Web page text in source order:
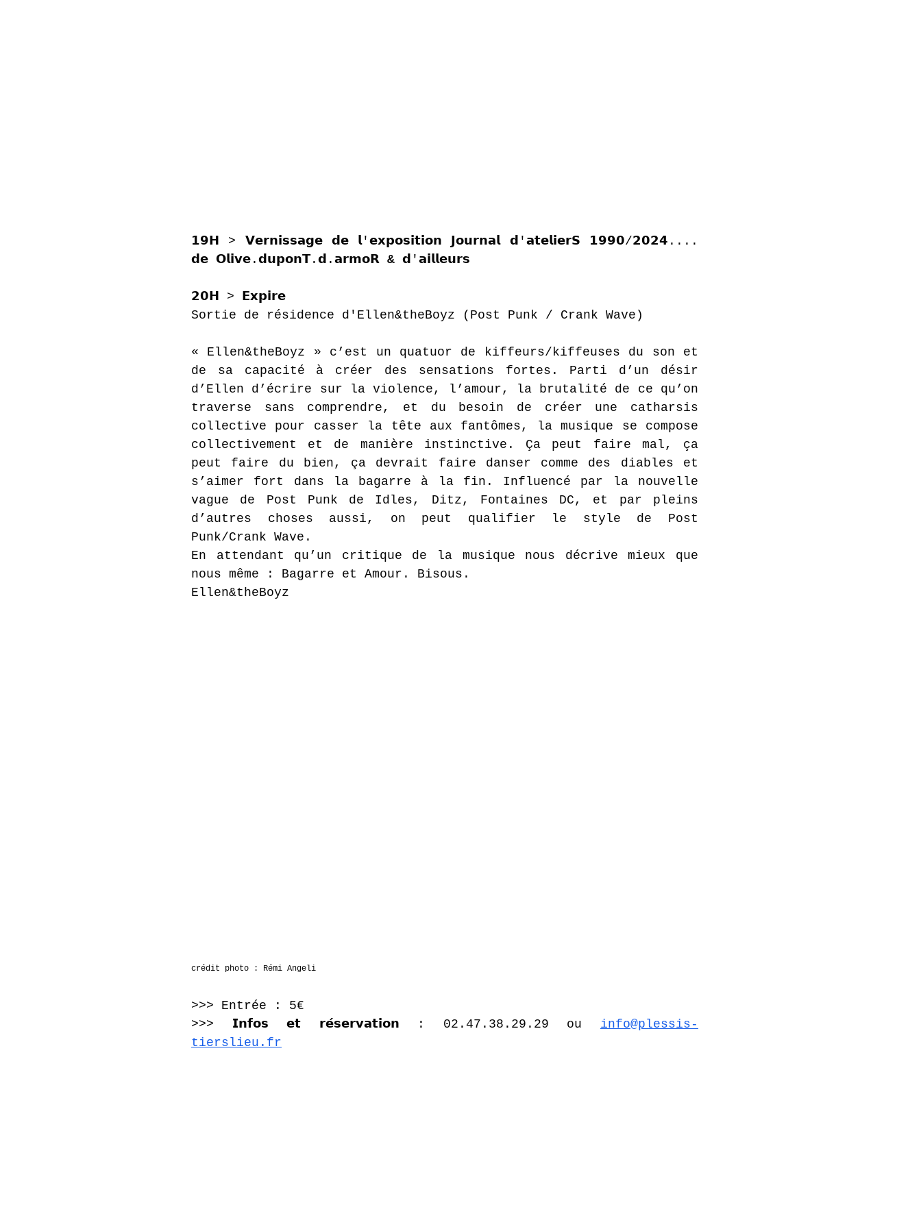
𝟭𝟵𝗛 > 𝗩𝗲𝗿𝗻𝗶𝘀𝘀𝗮𝗴𝗲 𝗱𝗲 𝗹'𝗲𝘅𝗽𝗼𝘀𝗶𝘁𝗶𝗼𝗻 𝗝𝗼𝘂𝗿𝗻𝗮𝗹 𝗱'𝗮𝘁𝗲𝗹𝗶𝗲𝗿𝗦 𝟭𝟵𝟵𝟬/𝟮𝟬𝟮𝟰....
𝗱𝗲 𝗢𝗹𝗶𝘃𝗲.𝗱𝘂𝗽𝗼𝗻𝗧.𝗱.𝗮𝗿𝗺𝗼𝗥 & 𝗱'𝗮𝗶𝗹𝗹𝗲𝘂𝗿𝘀
𝟮𝟬𝗛 > 𝗘𝘅𝗽𝗶𝗿𝗲
Sortie de résidence d'Ellen&theBoyz (Post Punk / Crank Wave)
« Ellen&theBoyz » c’est un quatuor de kiffeurs/kiffeuses du son et
de sa capacité à créer des sensations fortes. Parti d’un désir
d’Ellen d’écrire sur la violence, l’amour, la brutalité de ce qu’on
traverse sans comprendre, et du besoin de créer une catharsis
collective pour casser la tête aux fantômes, la musique se compose
collectivement et de manière instinctive. Ça peut faire mal, ça
peut faire du bien, ça devrait faire danser comme des diables et
s’aimer fort dans la bagarre à la fin. Influencé par la nouvelle
vague de Post Punk de Idles, Ditz, Fontaines DC, et par pleins
d’autres choses aussi, on peut qualifier le style de Post
Punk/Crank Wave.
En attendant qu’un critique de la musique nous décrive mieux que
nous même : Bagarre et Amour. Bisous.
Ellen&theBoyz
crédit photo : Rémi Angeli
>>> Entrée : 5€
>>> 𝗜𝗻𝗳𝗼𝘀 𝗲𝘁 𝗿𝗲́𝘀𝗲𝗿𝘃𝗮𝘁𝗶𝗼𝗻 : 02.47.38.29.29
ou
info@plessis-
tierslieu.fr